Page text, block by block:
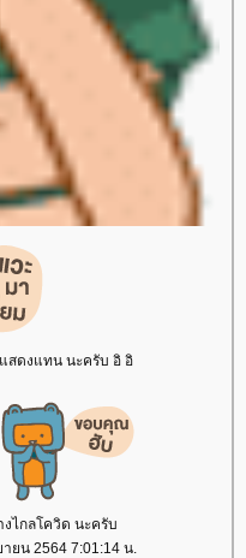
สดงแทน นะครับ อิ อิ
ไกลโควิด นะครับ
ายน 2564 7:01:14 น.